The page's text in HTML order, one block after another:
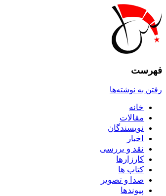
فهرست
رفتن به نوشته‌ها
خانه
مقالات
نويسندگان
اخبار
نقد و بررسى
کارزارها
کتاب ها
صدا و تصوير
پيوندها